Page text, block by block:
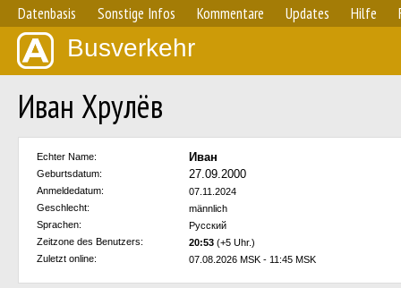
Datenbasis Sonstige Infos Kommentare Updates Hilfe
Busverkehr
Иван Хрулёв
Echter Name: Иван
Geburtsdatum: 27.09.2000
Anmeldedatum:
07.11.2024
Geschlecht:
männlich
Sprachen:
Русский
Zeitzone des Benutzers:
20:53 (+5 Uhr.)
Zuletzt online:
07.08.2026 MSK - 11:45 MSK